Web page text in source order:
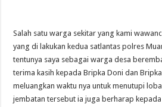
Salah satu warga sekitar yang kami
yang di lakukan kedua satlantas polres
tentunya saya sebagai warga desa
terima kasih kepada Bripka Doni dan
meluangkan waktu nya untuk menutupi
jembatan tersebut ia juga berharap